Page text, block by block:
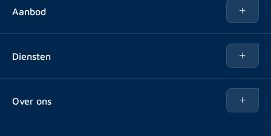
Aanbod
Diensten
Over ons